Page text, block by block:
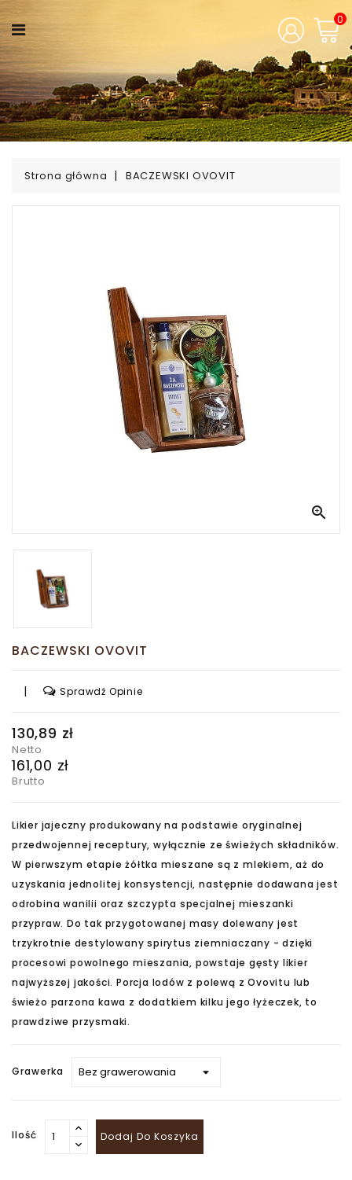
KATEGORIA
Aromaty
Świąt
Pudełka
Wina
0
Strona główna BACZEWSKI OVOVIT

BACZEWSKI OVOVIT
| Sprawdź Opinie
130,89 zł
Netto
161,00 zł
Brutto
Likier jajeczny produkowany na podstawie oryginalnej
przedwojennej receptury, wyłącznie ze świeżych składników.
W pierwszym etapie żółtka mieszane są z mlekiem, aż do
uzyskania jednolitej konsystencji, następnie dodawana jest
odrobina wanilii oraz szczypta specjalnej mieszanki
przypraw. Do tak przygotowanej masy dolewany jest
trzykrotnie destylowany spirytus ziemniaczany - dzięki
procesowi powolnego mieszania, powstaje gęsty likier
najwyższej jakości. Porcja lodów z polewą z Ovovitu lub
świeżo parzona kawa z dodatkiem kilku jego łyżeczek, to
prawdziwe przysmaki.
Grawerka
Ilość Dodaj Do Koszyka